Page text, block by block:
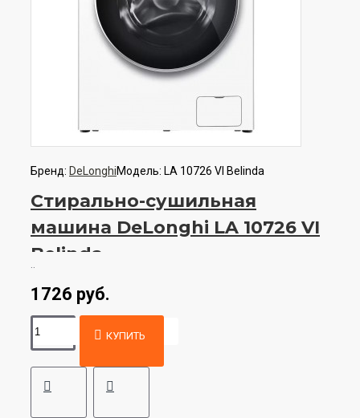
Бренд: DeLonghiМодель: LA 10726 VI Belinda
Стирально-сушильная
машина DeLonghi LA 10726 VI
Belinda
1726 руб.
КУПИТЬ